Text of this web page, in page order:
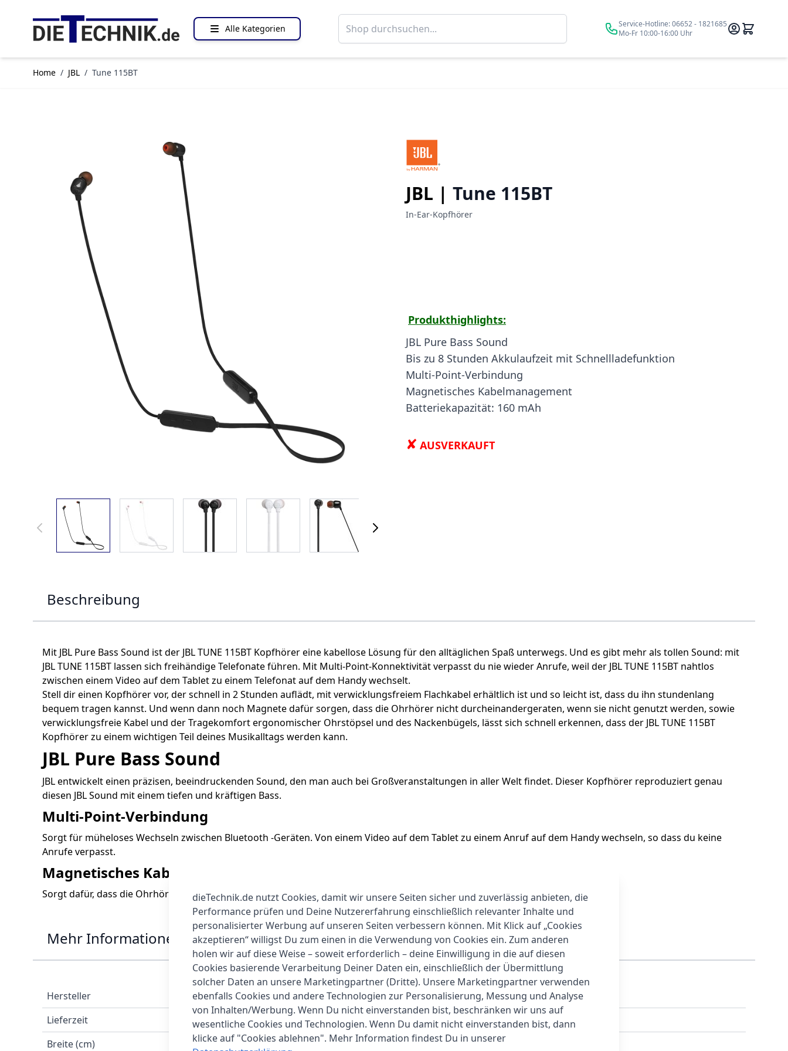
Alle Kategorien
Suche Service-Hotline:06652 - 1821685
Mo-Fr 10:00-16:00 Uhr
Home / JBL / Tune 115BT
JBL | Tune 115BT
In-Ear-Kopfhörer
View larger imageView larger imageView larger imageView larger imageView larger image
Produkthighlights:
JBL Pure Bass Sound
Bis zu 8 Stunden Akkulaufzeit mit Schnellladefunktion
Multi-Point-Verbindung
Magnetisches Kabelmanagement
Batteriekapazität: 160 mAh
✘ AUSVERKAUFT
Beschreibung
Mit JBL Pure Bass Sound ist der JBL TUNE 115BT Kopfhörer eine kabellose Lösung für den alltäglichen Spaß unterwegs. Und es gibt mehr als tollen Sound: mit
JBL TUNE 115BT lassen sich freihändige Telefonate führen. Mit Multi-Point-Konnektivität verpasst du nie wieder Anrufe, weil der JBL TUNE 115BT nahtlos
zwischen einem Video auf dem Tablet zu einem Telefonat auf dem Handy wechselt.
Stell dir einen Kopfhörer vor, der schnell in 2 Stunden auflädt, mit verwicklungsfreiem Flachkabel erhältlich ist und so leicht ist, dass du ihn stundenlang
bequem tragen kannst. Und wenn dann noch Magnete dafür sorgen, dass die Ohrhörer nicht durcheinandergeraten, wenn sie nicht genutzt werden, sowie
verwicklungsfreie Kabel und der Tragekomfort ergonomischer Ohrstöpsel und des Nackenbügels, lässt sich schnell erkennen, dass der JBL TUNE 115BT
Kopfhörer zu einem wichtigen Teil deines Musikalltags werden kann.
JBL Pure Bass Sound
JBL entwickelt einen präzisen, beeindruckenden Sound, den man auch bei Großveranstaltungen in aller Welt findet. Dieser Kopfhörer reproduziert genau
diesen JBL Sound mit einem tiefen und kräftigen Bass.
Multi-Point-Verbindung
Sorgt für müheloses Wechseln zwischen Bluetooth -Geräten. Von einem Video auf dem Tablet zu einem Anruf auf dem Handy wechseln, so dass du keine
Anrufe verpasst.
Magnetisches Kabelmanagement
Sorgt dafür, dass die Ohrhörer auch bei Nichtnutzung angenehm sicher und verwicklungsfrei um den Hals hängen.
Mehr Informationen
Hersteller
JBL
Lieferzeit
1-2 Werktage
Breite (cm)
10 cm
dieTechnik.de nutzt Cookies, damit wir unsere Seiten sicher und zuverlässig anbieten, die
Performance prüfen und Deine Nutzererfahrung einschließlich relevanter Inhalte und
personalisierter Werbung auf unseren Seiten verbessern können. Mit Klick auf „Cookies
akzeptieren“ willigst Du zum einen in die Verwendung von Cookies ein. Zum anderen
holen wir auf diese Weise – soweit erforderlich – deine Einwilligung in die auf diesen
Cookies basierende Verarbeitung Deiner Daten ein, einschließlich der Übermittlung
solcher Daten an unsere Marketingpartner (Dritte). Unsere Marketingpartner verwenden
ebenfalls Cookies und andere Technologien zur Personalisierung, Messung und Analyse
von Inhalten/Werbung. Wenn Du nicht einverstanden bist, beschränken wir uns auf
wesentliche Cookies und Technologien. Wenn Du damit nicht einverstanden bist, dann
klicke auf "Cookies ablehnen". Mehr Information findest Du in unserer